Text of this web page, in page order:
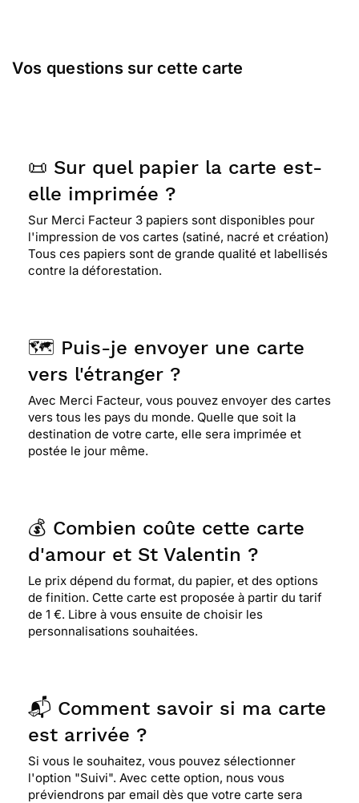
Vos questions sur cette carte
📜 Sur quel papier la carte est-
elle imprimée ?
Sur Merci Facteur 3 papiers sont disponibles pour
l'impression de vos cartes (satiné, nacré et création)
Tous ces papiers sont de grande qualité et labellisés
contre la déforestation.
🗺️ Puis-je envoyer une carte
vers l'étranger ?
Avec Merci Facteur, vous pouvez envoyer des cartes
vers tous les pays du monde. Quelle que soit la
destination de votre carte, elle sera imprimée et
postée le jour même.
💰 Combien coûte cette carte
d'amour et St Valentin ?
Le prix dépend du format, du papier, et des options
de finition. Cette carte est proposée à partir du tarif
de 1 €. Libre à vous ensuite de choisir les
personnalisations souhaitées.
📬 Comment savoir si ma carte
est arrivée ?
Si vous le souhaitez, vous pouvez sélectionner
l'option "Suivi". Avec cette option, nous vous
préviendrons par email dès que votre carte sera